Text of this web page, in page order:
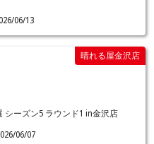
06/13
シーズン5 ラウンド1 in金沢店
06/07
晴れる屋金沢店